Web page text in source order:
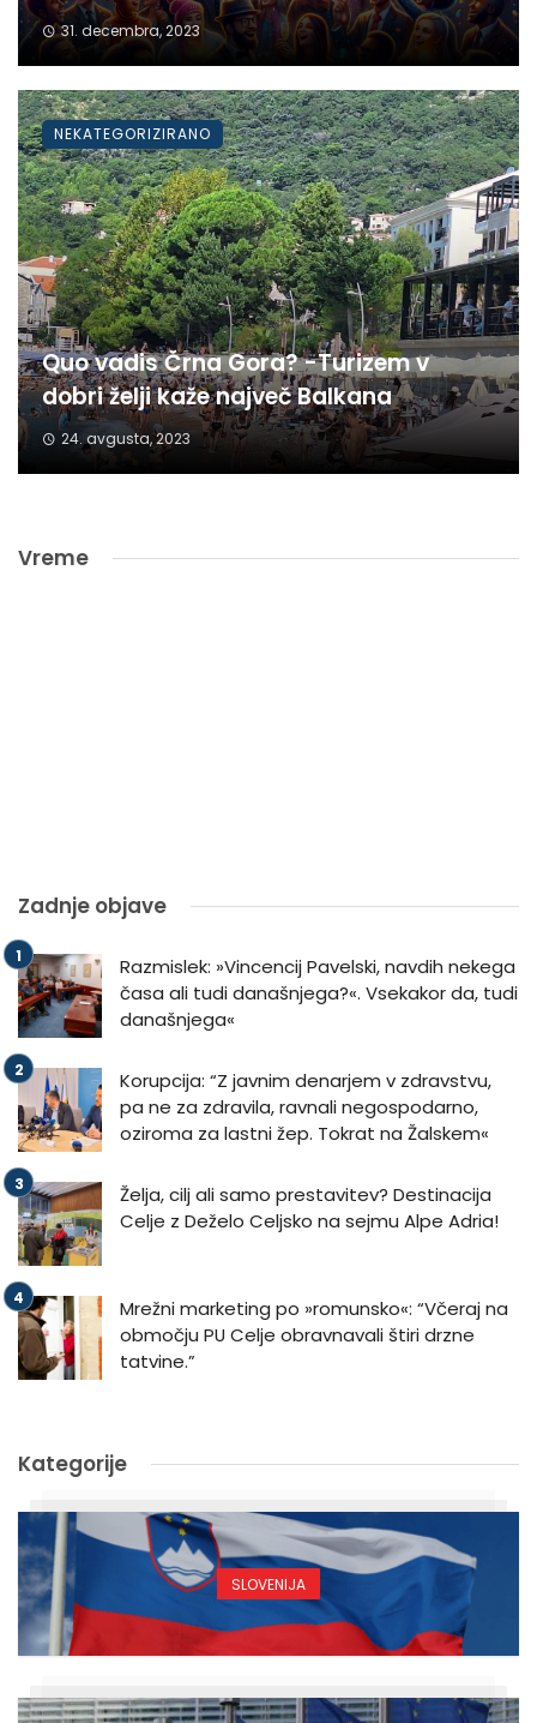
31. decembra, 2023
Quo vadis Črna Gora? -Turizem v
dobri želji kaže največ Balkana
24. avgusta, 2023
NEKATEGORIZIRANO
Vreme
Zadnje objave
Razmislek: »Vincencij Pavelski, navdih nekega
časa ali tudi današnjega?«. Vsekakor da, tudi
današnjega«
Korupcija: “Z javnim denarjem v zdravstvu,
pa ne za zdravila, ravnali negospodarno,
oziroma za lastni žep. Tokrat na Žalskem«
Želja, cilj ali samo prestavitev? Destinacija
Celje z Deželo Celjsko na sejmu Alpe Adria!
Mrežni marketing po »romunsko«: “Včeraj na
območju PU Celje obravnavali štiri drzne
tatvine.”
Kategorije
SLOVENIJA